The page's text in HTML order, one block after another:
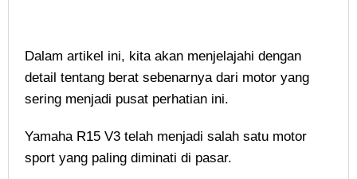
Dalam artikel ini, kita akan menjelajahi dengan
detail tentang berat sebenarnya dari motor yang
sering menjadi pusat perhatian ini.
Yamaha R15 V3 telah menjadi salah satu motor
sport yang paling diminati di pasar.